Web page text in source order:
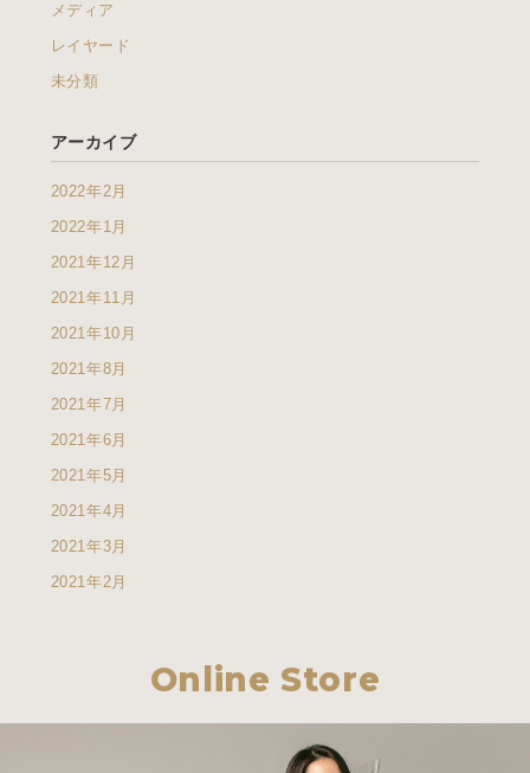
メディア
レイヤード
未分類
アーカイブ
2022年2月
2022年1月
2021年12月
2021年11月
2021年10月
2021年8月
2021年7月
2021年6月
2021年5月
2021年4月
2021年3月
2021年2月
Online Store